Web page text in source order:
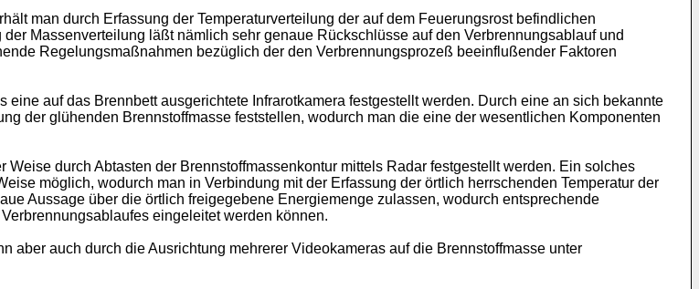
man durch Erfassung der Temperaturverteilung der auf dem Feuerungsrost befindlichen
Massenverteilung läßt nämlich sehr genaue Rückschlüsse auf den Verbrennungsablauf und
Regelungsmaßnahmen bezüglich der den Verbrennungsprozeß beeinflußender Faktoren
eine auf das Brennbett ausgerichtete Infrarotkamera festgestellt werden. Durch eine an sich bekannte
der glühenden Brennstoffmasse feststellen, wodurch man die eine der wesentlichen Komponenten
durch Abtasten der Brennstoffmassenkontur mittels Radar festgestellt werden. Ein solches
möglich, wodurch man in Verbindung mit der Erfassung der örtlich herrschenden Temperatur der
Aussage über die örtlich freigegebene Energiemenge zulassen, wodurch entsprechende
eingeleitet werden können.
aber auch durch die Ausrichtung mehrerer Videokameras auf die Brennstoffmasse unter